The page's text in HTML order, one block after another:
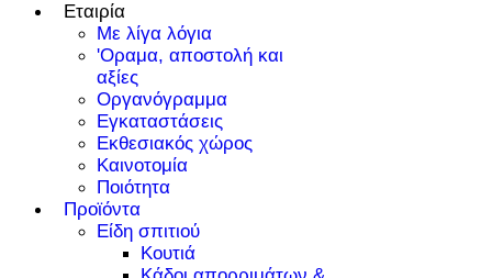
Εταιρία
Με λίγα λόγια
'Οραμα, αποστολή και
αξίες
Οργανόγραμμα
Εγκαταστάσεις
Εκθεσιακός χώρος
Καινοτομία
Ποιότητα
Προϊόντα
Είδη σπιτιού
Κουτιά